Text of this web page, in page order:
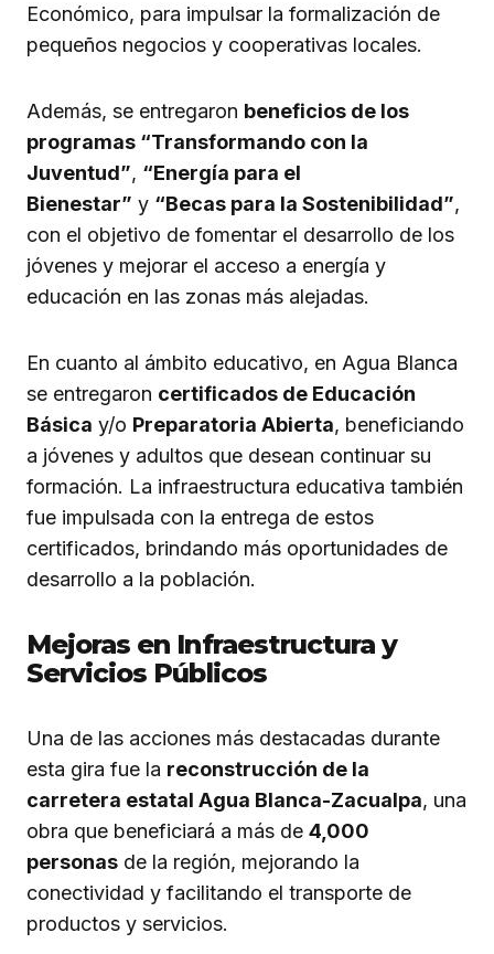
Económico, para impulsar la formalización de
pequeños negocios y cooperativas locales.
Además, se entregaron beneficios de los
programas “Transformando con la
Juventud”, “Energía para el
Bienestar” y “Becas para la Sostenibilidad”,
con el objetivo de fomentar el desarrollo de los
jóvenes y mejorar el acceso a energía y
educación en las zonas más alejadas.
En cuanto al ámbito educativo, en Agua Blanca
se entregaron certificados de Educación
Básica y/o Preparatoria Abierta, beneficiando
a jóvenes y adultos que desean continuar su
formación. La infraestructura educativa también
fue impulsada con la entrega de estos
certificados, brindando más oportunidades de
desarrollo a la población.
Mejoras en Infraestructura y
Servicios Públicos
Una de las acciones más destacadas durante
esta gira fue la reconstrucción de la
carretera estatal Agua Blanca-Zacualpa, una
obra que beneficiará a más de 4,000
personas de la región, mejorando la
conectividad y facilitando el transporte de
productos y servicios.